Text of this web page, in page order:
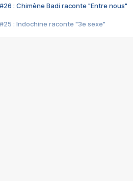
#26 : Chimène Badi raconte "Entre nous"
#25 : Indochine raconte "3e sexe"